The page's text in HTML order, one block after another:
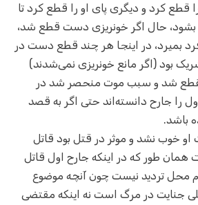
کرد و دیگری پای او را قطع کرد تا
بشود، حال اگر خونریزی دست قطع شد،
فرد بمیرد، در اینجا هر چند قطع دست در
بود (اگر مانع خونریزی نمی‌شدند)
شد و سبب موت منحصر شد در
را جارح دانسته‌اند حتی اگر به قصد
باشد.
خوب نشد و موثر در قتل بود قاتل
طور که در اینکه جارح اول قاتل
تردید نیست چون آنچه موضوع
جنایت در مرگ است نه اینکه مقتضی